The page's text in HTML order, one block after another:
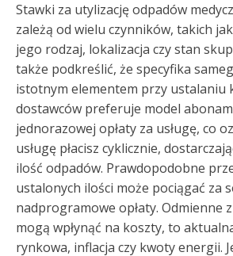
Stawki za utylizację odpadów
zależą od wielu czynników, takich
jego rodzaj, lokalizacja czy stan
także podkreślić, że specyfika
istotnym elementem przy ustalaniu
dostawców preferuje model
jednorazowej opłaty za usługę, co
usługę płacisz cyklicznie,
ilość odpadów. Prawdopodobne
ustalonych ilości może pociągać za
nadprogramowe opłaty. Odmienne
mogą wpłynąć na koszty, to
rynkowa, inflacja czy kwoty energii.